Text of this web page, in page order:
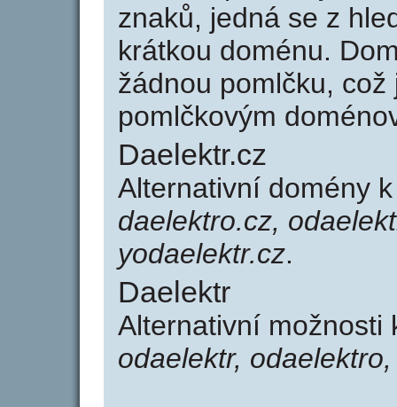
znaků, jedná se z
krátkou doménu.
žádnou pomlčku,
pomlčkovým
Daelektr.cz
Alternativní domény
daelektro.cz,
yodaelektr.cz.
Daelektr
Alternativní
odaelektr,